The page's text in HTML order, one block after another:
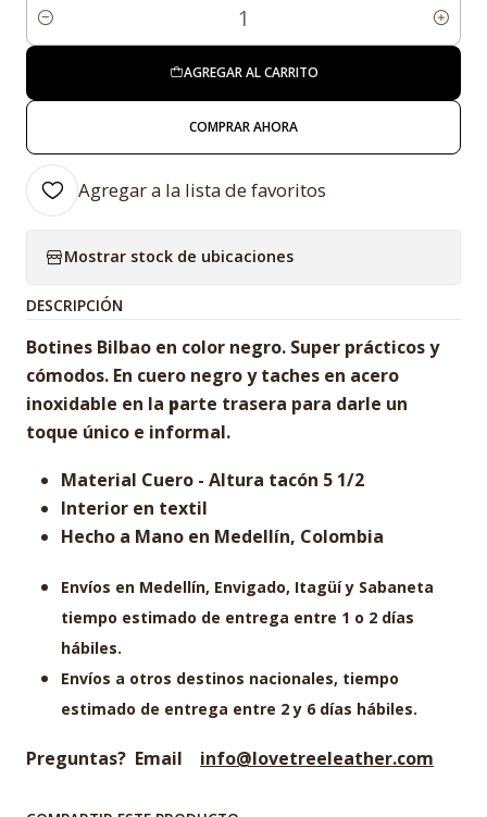
Cantidad
AGREGAR AL CARRITO
COMPRAR AHORA
Agregar a la lista de favoritos
Mostrar stock de ubicaciones
DESCRIPCIÓN
Botines Bilbao en color negro. Super prácticos y
cómodos. En cuero negro y taches en acero
inoxidable en la parte trasera para darle un
toque único e informal.
Material Cuero - Altura tacón 5 1/2
Interior en textil
Hecho a Mano en Medellín, Colombia
Envíos en Medellín, Envigado, Itagüíy Sabaneta
tiempo estimado de entrega entre 1 o 2 días
hábiles.
Envíos a otros destinos nacionales, tiempo
estimado de entrega entre 2 y 6 días hábiles.
Preguntas? Email info@lovetreeleather.com